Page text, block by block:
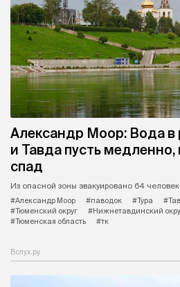
Александр Моор: Вода в
и Тавда пусть медленно,
спад
Из опасной зоны эвакуировано 64
#Александр Моор
#паводок #Тура
#Тюменский округ
#Нижнетавдинский
#Тюменская область
#тк
Вслух.ру